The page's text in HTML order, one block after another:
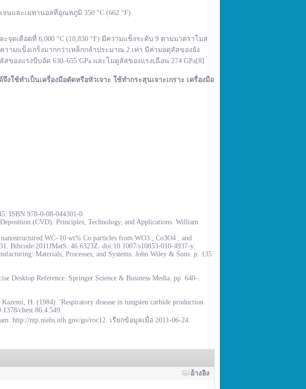
นและเมทานอลที่อุณหภูมิ 350 °C (662 °F)
ดเดือดที่ 6,000 °C (10,830 °F) มีความแข็งระดับ 9 ตามมาตราโมส
ามแข็งเกร็งมากกว่าเหล็กกล้าประมาณ 2 เท่า มีค่ามอดุลัสของยัง
ของแรงบีบอัด 630–655 GPa และโมดูลัสของแรงเฉือน 274 GPa[8]
ช้ทำเป็นเครื่องมือตัดหรือหัวเจาะ ใช้ทำกระสุนเจาะเกราะ เครื่องมือ
ISBN 978-0-08-044301-0.
(CVD): Principles, Technology, and Applications. William
WC–10 wt% Co particles from WO3 , Co3O4 , and
Bibcode:2011JMatS..46.6323Z. doi:10.1007/s10853-010-4937-y.
Materials, Processes, and Systems. John Wiley & Sons. p. 135.
Desktop Reference. Springer Science & Business Media. pp. 640–.
H. (1984). 'Respiratory disease in tungsten carbide production
chest.86.4.549.
http://ntp.niehs.nih.gov/go/roc12. เรียกข้อมูลเมื่อ 2011-06-24.
อ้างอิง